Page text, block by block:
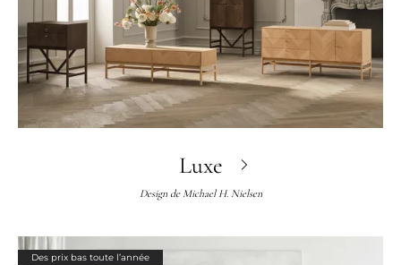
Luxe
Design de Michael H. Nielsen
Des prix bas toute l’année